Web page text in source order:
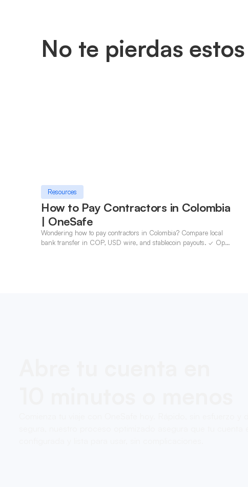
No te pierdas estos
Resources
How to Pay Contractors in Colombia
| OneSafe
Wondering how to pay contractors in Colombia? Compare local
bank transfer in COP, USD wire, and stablecoin payouts. ✓ Open